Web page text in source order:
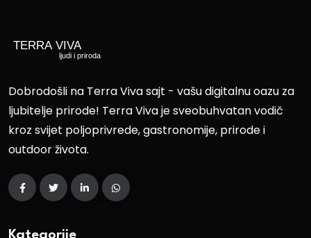
Dobrodošli na Terra Viva sajt - vašu digitalnu oazu za
ljubitelje prirode! Terra Viva je sveobuhvatan vodič
kroz svijet poljoprivrede, gastronomije, prirode i
outdoor života.
Kategorije